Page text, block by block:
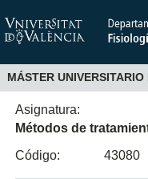
MÁSTER
Asignatura:
Métodos de
Código:
43080